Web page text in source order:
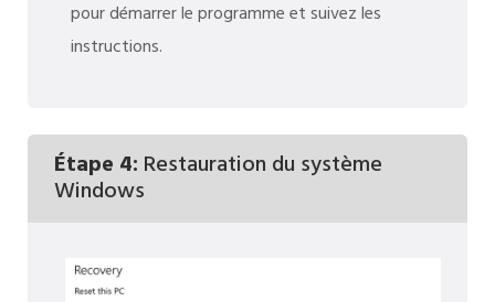
pour démarrer le programme et suivez les
instructions.
Étape 4: Restauration du système
Windows